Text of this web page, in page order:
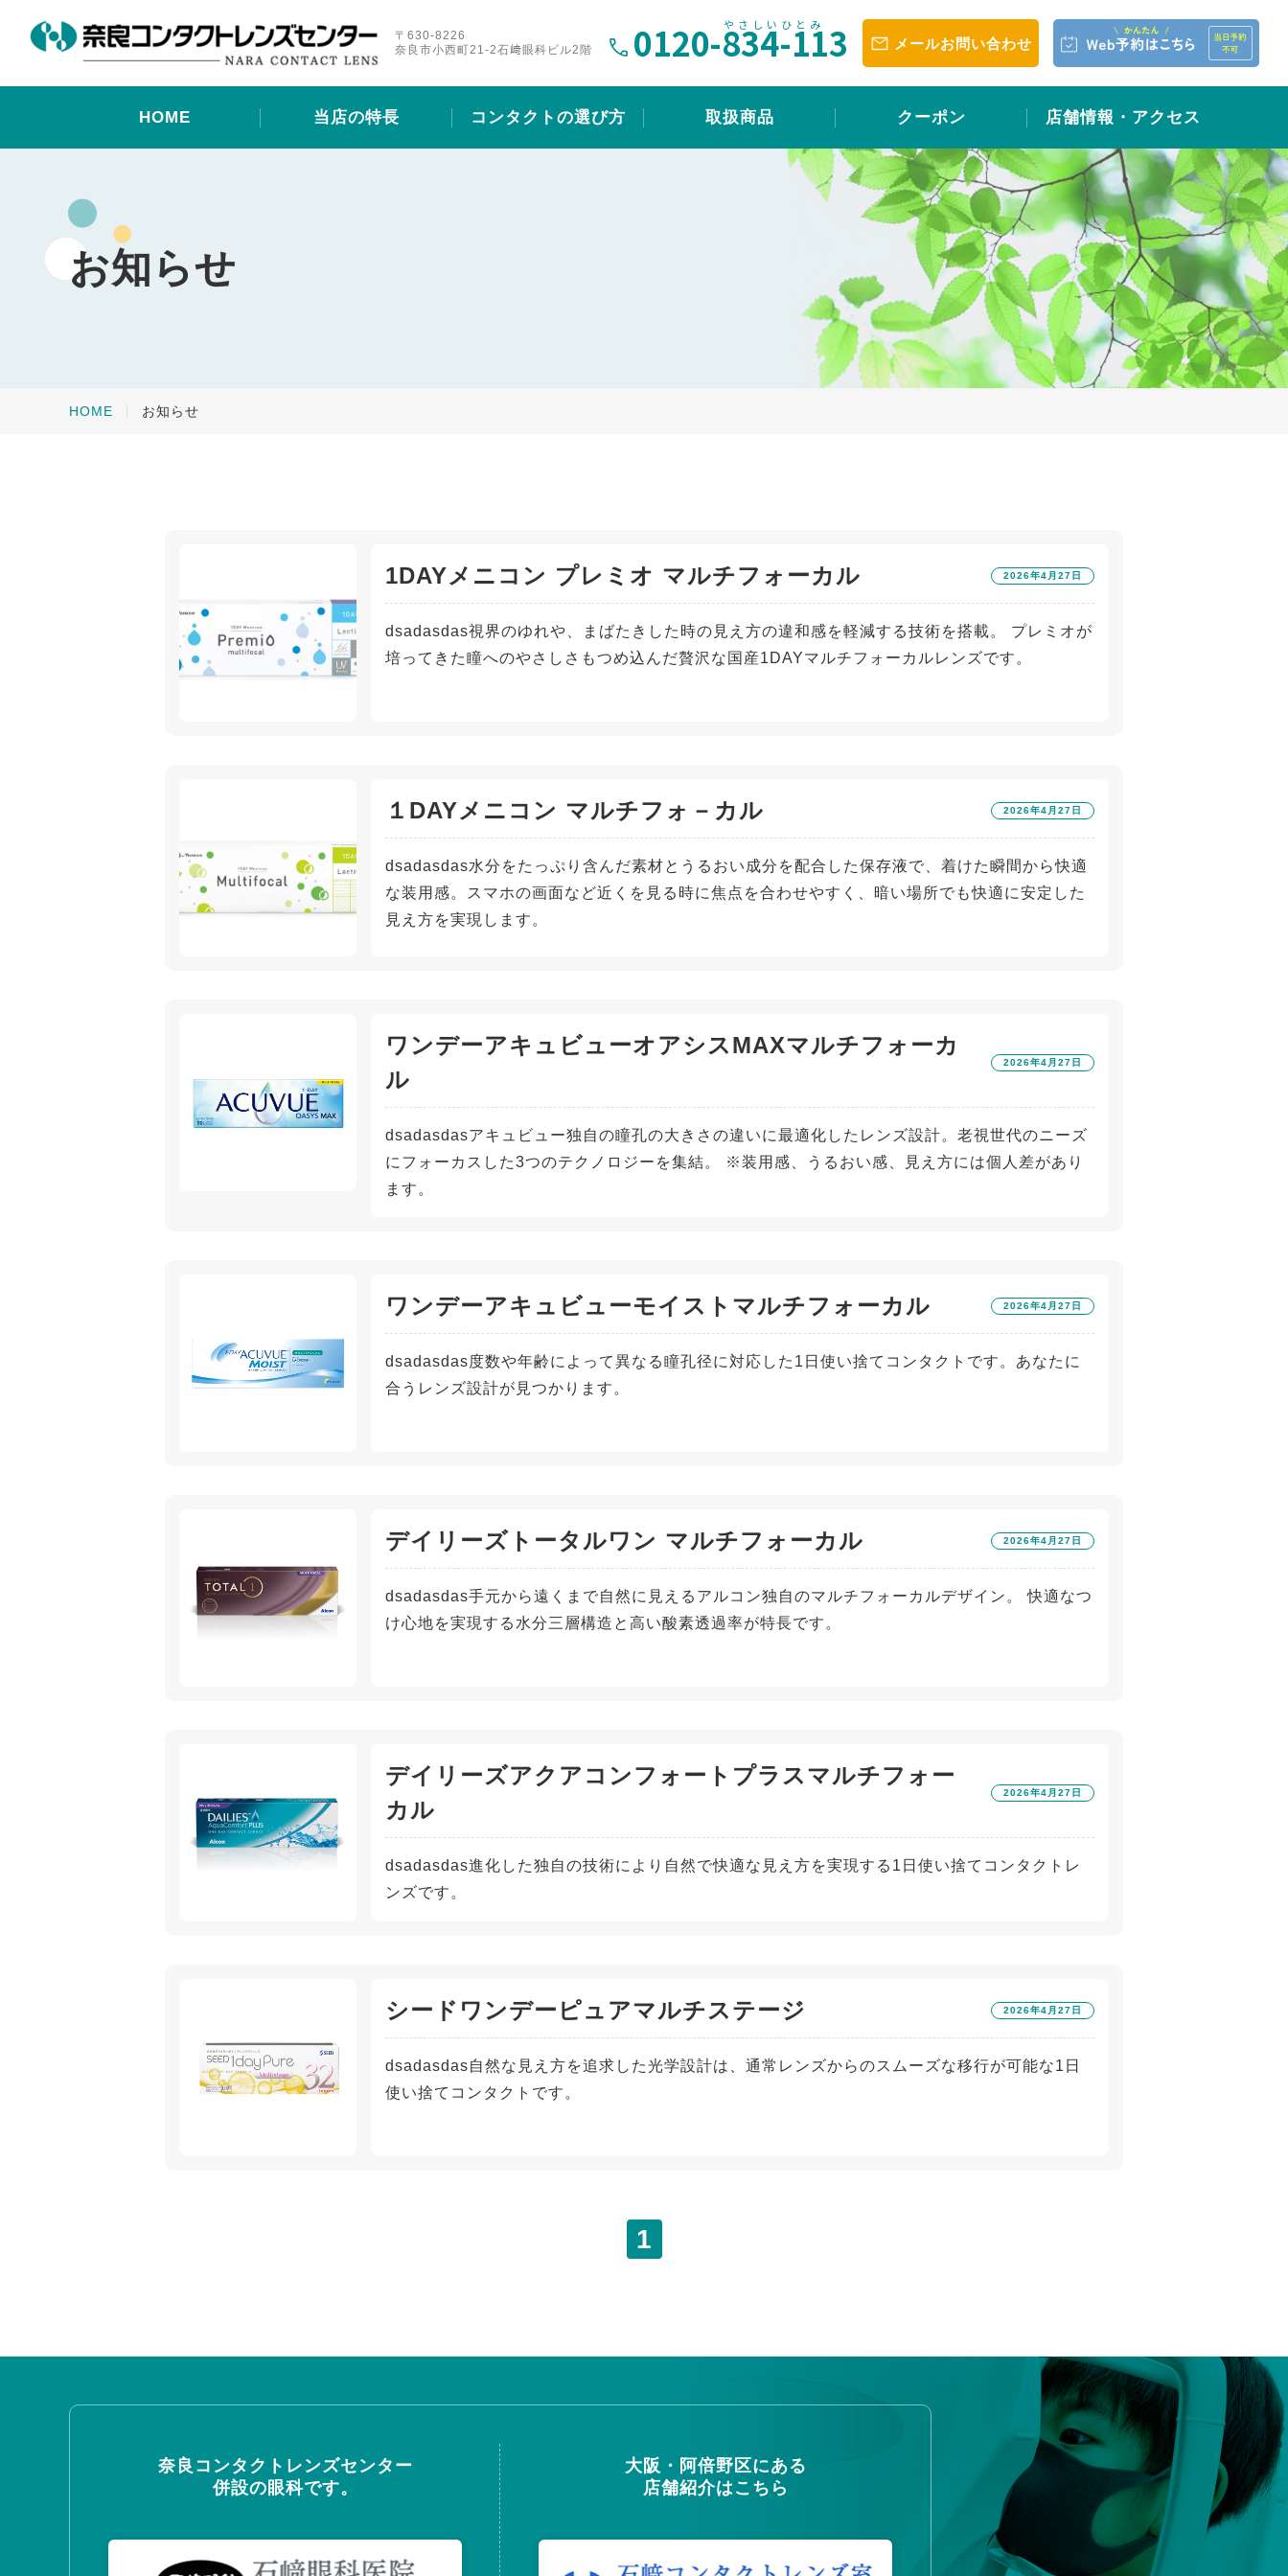
0120-834-113
〒630-8226
奈良市小西町21-2石﨑眼科ビル2階
メールお問い合わせ
HOME 当店の特長 コンタクトの選び方 取扱商品 クーポン 店舗情報・アクセス
お知らせ
HOME お知らせ
1DAYメニコン プレミオ マルチフォーカル 2026年4月27日
dsadasdas視界のゆれや、まばたきした時の見え方の違和感を軽減する技術を搭載。 プレミオが
培ってきた瞳へのやさしさもつめ込んだ贅沢な国産1DAYマルチフォーカルレンズです。
１DAYメニコン マルチフォ－カル 2026年4月27日
dsadasdas水分をたっぷり含んだ素材とうるおい成分を配合した保存液で、着けた瞬間から快適
な装用感。スマホの画面など近くを見る時に焦点を合わせやすく、暗い場所でも快適に安定した
見え方を実現します。
ワンデーアキュビューオアシスMAXマルチフォーカ
ル
2026年4月27日
dsadasdasアキュビュー独自の瞳孔の大きさの違いに最適化したレンズ設計。老視世代のニーズ
にフォーカスした3つのテクノロジーを集結。 ※装用感、うるおい感、見え方には個人差があり
ます。
ワンデーアキュビューモイストマルチフォーカル 2026年4月27日
dsadasdas度数や年齢によって異なる瞳孔径に対応した1日使い捨てコンタクトです。あなたに
合うレンズ設計が見つかります。
デイリーズトータルワン マルチフォーカル 2026年4月27日
dsadasdas手元から遠くまで自然に見えるアルコン独自のマルチフォーカルデザイン。 快適なつ
け心地を実現する水分三層構造と高い酸素透過率が特長です。
デイリーズアクアコンフォートプラスマルチフォー
カル
2026年4月27日
dsadasdas進化した独自の技術により自然で快適な見え方を実現する1日使い捨てコンタクトレ
ンズです。
シードワンデーピュアマルチステージ 2026年4月27日
dsadasdas自然な見え方を追求した光学設計は、通常レンズからのスムーズな移行が可能な1日
使い捨てコンタクトです。
1
奈良コンタクトレンズセンター
併設の眼科です。
大阪・阿倍野区にある
店舗紹介はこちら